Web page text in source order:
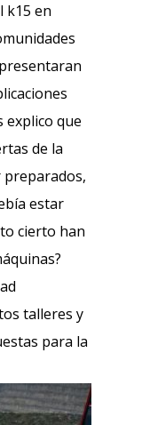
k15 en
explico que
de la
preparados,
estar
cierto han
talleres y
para la